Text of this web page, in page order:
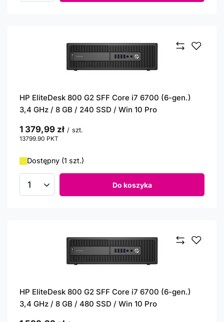
HP EliteDesk 800 G2 SFF Core i7 6700 (6-gen.)
3,4 GHz / 8 GB / 240 SSD / Win 10 Pro
1 379,99 zł / szt.
13799.90 PKT
Dostępny (1 szt.)
Ilość produktów Do koszyka
HP EliteDesk 800 G2 SFF Core i7 6700 (6-gen.)
3,4 GHz / 8 GB / 480 SSD / Win 10 Pro